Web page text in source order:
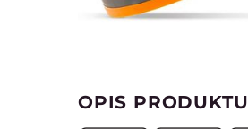
OPIS PRODUKTU